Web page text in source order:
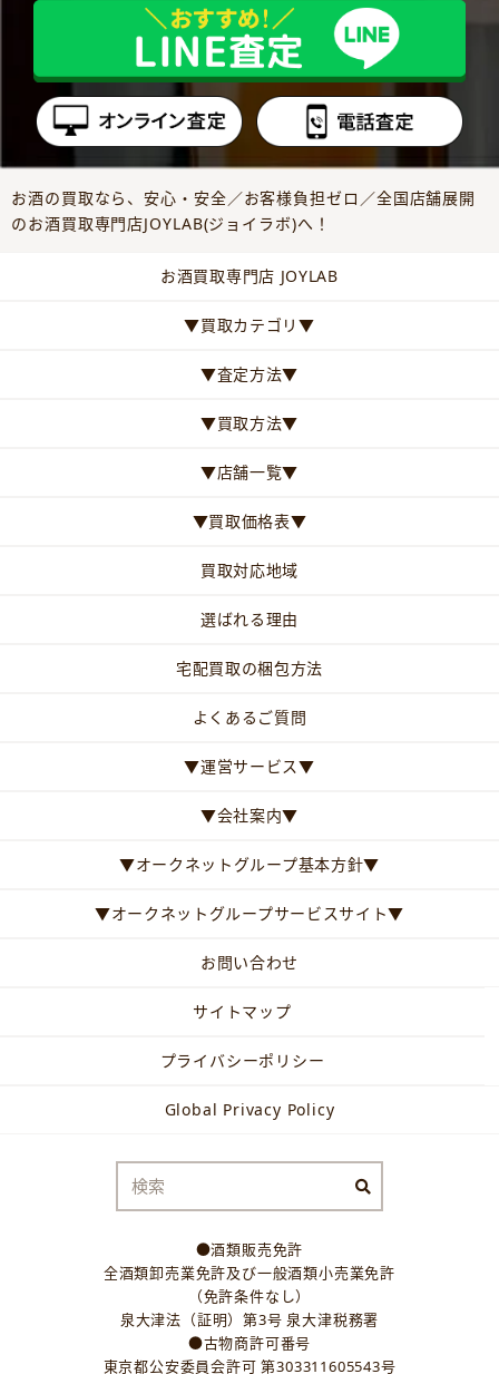
お酒の買取なら、安心・安全／お客様負担ゼロ／全国店舗展開
のお酒買取専門店JOYLAB(ジョイラボ)へ！
お酒買取専門店 JOYLAB
▼買取カテゴリ▼
▼査定方法▼
▼買取方法▼
▼店舗一覧▼
▼買取価格表▼
買取対応地域
選ばれる理由
宅配買取の梱包方法
よくあるご質問
▼運営サービス▼
▼会社案内▼
▼オークネットグループ基本方針▼
▼オークネットグループサービスサイト▼
お問い合わせ
サイトマップ
プライバシーポリシー
Global Privacy Policy
●酒類販売免許
全酒類卸売業免許及び一般酒類小売業免許
（免許条件なし）
泉大津法（証明）第3号 泉大津税務署
●古物商許可番号
東京都公安委員会許可 第303311605543号